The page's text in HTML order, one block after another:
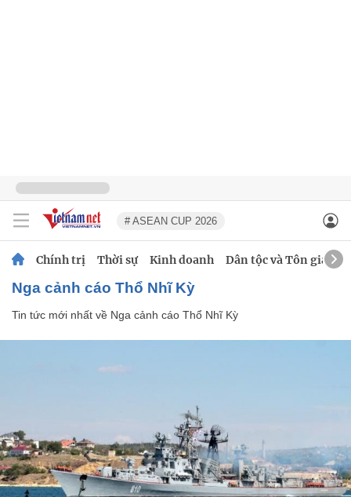
# ASEAN CUP 2026
Chính trị Thời sự Kinh doanh Dân tộc và Tôn giáo
Nga cảnh cáo Thổ Nhĩ Kỳ
Tin tức mới nhất về Nga cảnh cáo Thổ Nhĩ Kỳ